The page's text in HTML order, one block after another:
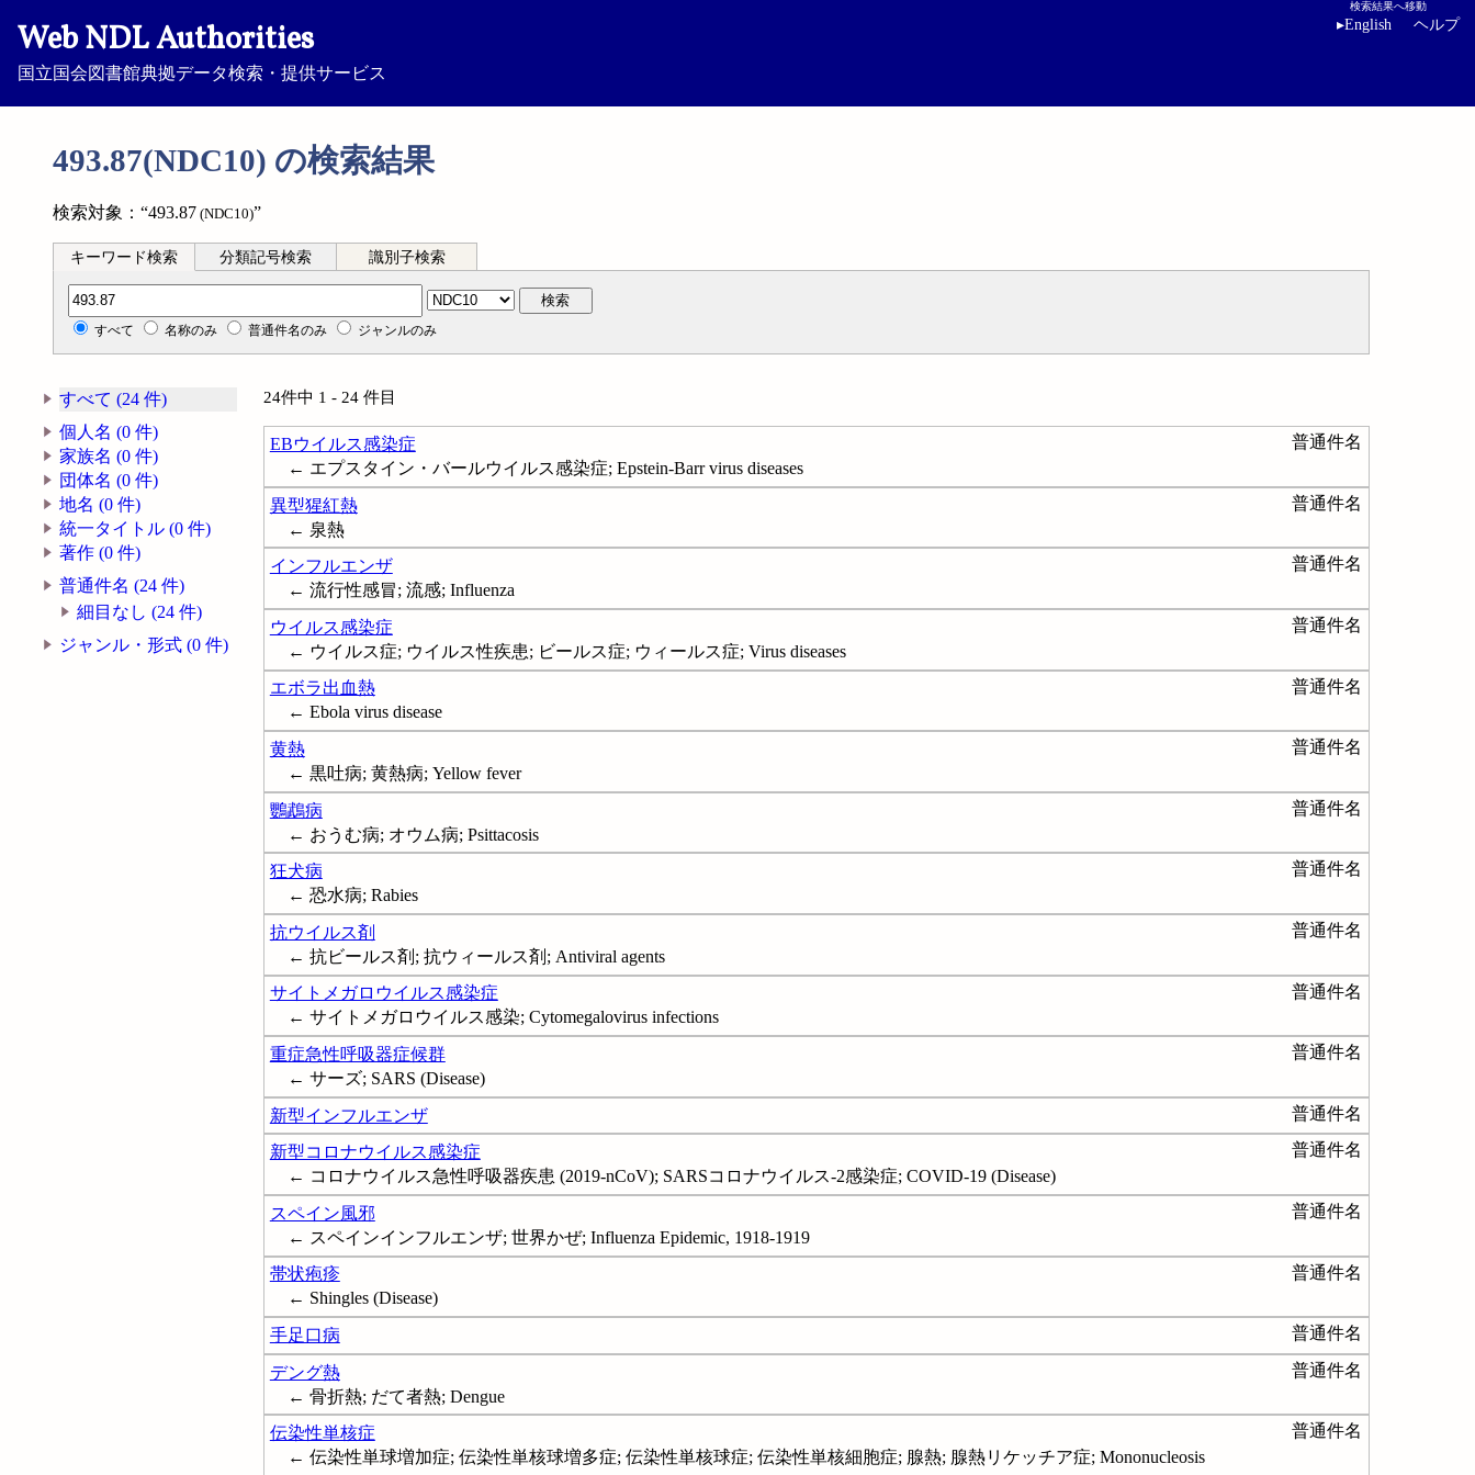
Web NDL Authorities
国立国会図書館典拠データ検索・提供サービス
検索結果へ移動
▸English ヘルプ
493.87(NDC10) の検索結果
検索対象：“493.87 (NDC10)”
キーワード検索 分類記号検索 識別子検索
分類記号検索 検索
すべて 名称のみ 普通件名のみ ジャンルのみ
すべて (24 件)
個人名 (0 件)
家族名 (0 件)
団体名 (0 件)
地名 (0 件)
統一タイトル (0 件)
著作 (0 件)
普通件名 (24 件)
細目なし (24 件)
ジャンル・形式 (0 件)
24件中 1 - 24 件目
EBウイルス感染症
普通件名
← エプスタイン・バールウイルス感染症; Epstein-Barr virus diseases
異型猩紅熱
普通件名
← 泉熱
インフルエンザ
普通件名
← 流行性感冒; 流感; Influenza
ウイルス感染症
普通件名
← ウイルス症; ウイルス性疾患; ビールス症; ウィールス症; Virus diseases
エボラ出血熱
普通件名
← Ebola virus disease
黄熱
普通件名
← 黒吐病; 黄熱病; Yellow fever
鸚鵡病
普通件名
← おうむ病; オウム病; Psittacosis
狂犬病
普通件名
← 恐水病; Rabies
抗ウイルス剤
普通件名
← 抗ビールス剤; 抗ウィールス剤; Antiviral agents
サイトメガロウイルス感染症
普通件名
← サイトメガロウイルス感染; Cytomegalovirus infections
重症急性呼吸器症候群
普通件名
← サーズ; SARS (Disease)
新型インフルエンザ
普通件名
新型コロナウイルス感染症
普通件名
← コロナウイルス急性呼吸器疾患 (2019-nCoV); SARSコロナウイルス-2感染症; COVID-19 (Disease)
スペイン風邪
普通件名
← スペインインフルエンザ; 世界かぜ; Influenza Epidemic, 1918-1919
帯状疱疹
普通件名
← Shingles (Disease)
手足口病
普通件名
デング熱
普通件名
← 骨折熱; だて者熱; Dengue
伝染性単核症
普通件名
← 伝染性単球増加症; 伝染性単核球増多症; 伝染性単核球症; 伝染性単核細胞症; 腺熱; 腺熱リケッチア症; Mononucleosis